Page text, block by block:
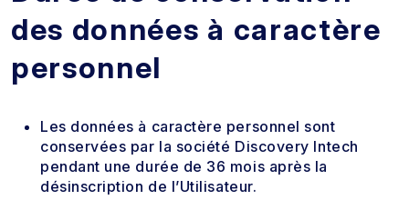
des données à caractère
personnel
Les données à caractère personnel sont
conservées par la société Discovery Intech
pendant une durée de 36 mois après la
désinscription de l’Utilisateur.